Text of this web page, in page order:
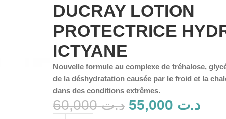
DUCRAY LOTION
PROTECTRICE
ICTYANE
Nouvelle formule au complexe de tréhalose,
de la déshydratation causée par le froid et la
dans des conditions extrêmes.
د.ت60,000 د.ت